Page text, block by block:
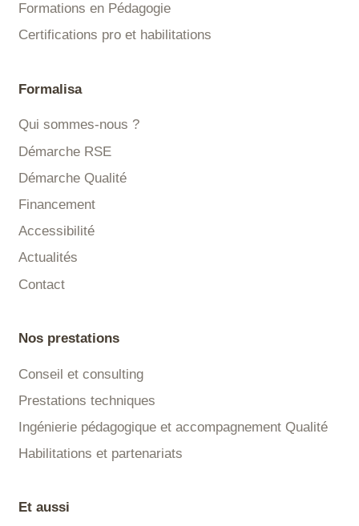
Formations en Pédagogie
Certifications pro et habilitations
Formalisa
Qui sommes-nous ?
Démarche RSE
Démarche Qualité
Financement
Accessibilité
Actualités
Contact
Nos prestations
Conseil et consulting
Prestations techniques
Ingénierie pédagogique et accompagnement Qualité
Habilitations et partenariats
Et aussi